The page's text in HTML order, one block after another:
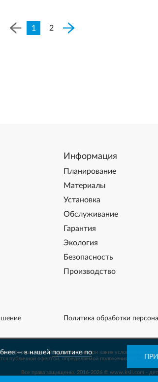
1 2
Информация
Планирование
Материалы
Установка
Обслуживание
Гарантия
Экология
Безопасность
Производство
Политика обработки
информационный характер и ни при каких условиях
публичной офертой, определяемой положениями Статьи
Все права защищены. 2016-2026 © www.ksil.com -
— в нашейполитике по